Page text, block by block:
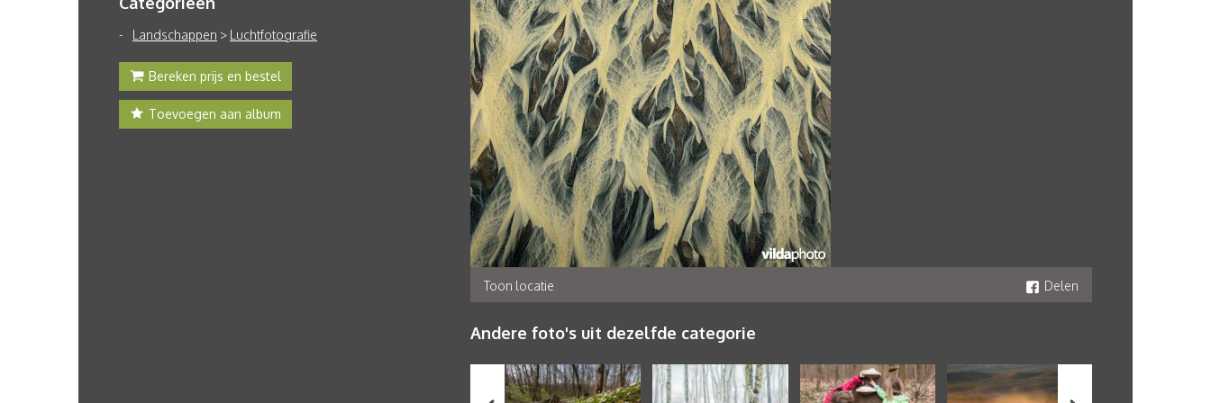
Landschappen > Luchtfotografie
Bereken prijs en bestel
Toevoegen aan album
Toon locatie Delen
Andere foto's uit dezelfde categorie